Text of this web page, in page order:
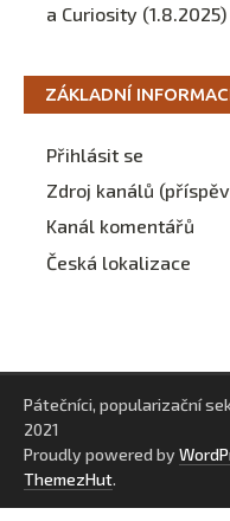
a Curiosity
ZÁKLADNÍ
Přihlásit se
Zdroj kanálů
Kanál komentářů
Česká lokalizace
Pátečníci, popularizační
2021
Proudly powered by
ThemezHut.